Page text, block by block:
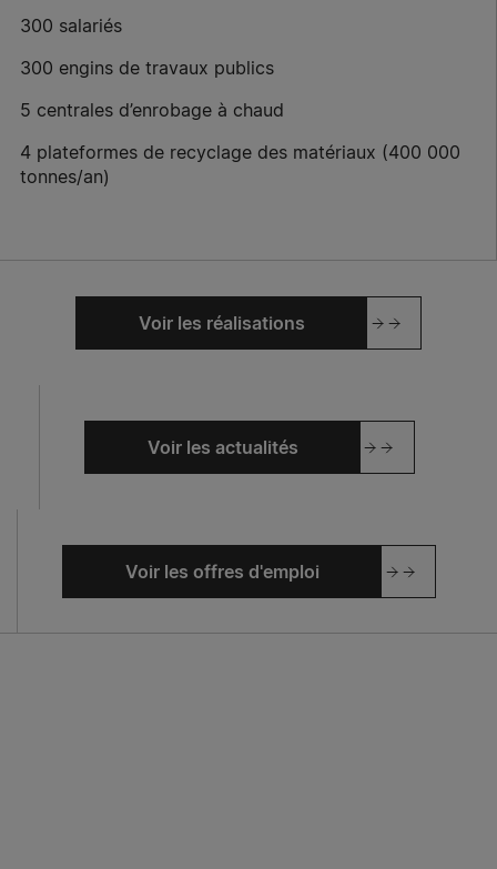
300 salariés
300 engins de travaux publics
5 centrales d’enrobage à chaud
4 plateformes de recyclage des matériaux (400 000
tonnes/an)
Voir les réalisations
Voir les actualités
Voir les offres d'emploi